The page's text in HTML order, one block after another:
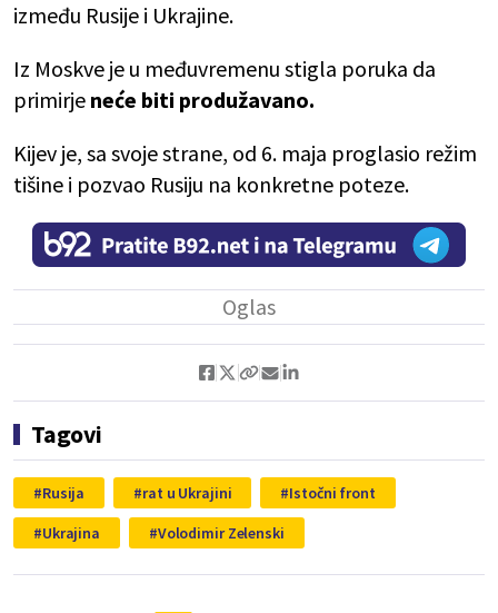
između Rusije i Ukrajine.
Iz Moskve je u međuvremenu stigla poruka da
primirje neće biti produžavano.
Kijev je, sa svoje strane, od 6. maja proglasio režim
tišine i pozvao Rusiju na konkretne poteze.
Tagovi
Rusija rat u Ukrajini
Istočni front
Ukrajina
Volodimir Zelenski